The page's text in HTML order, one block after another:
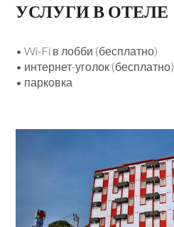
УСЛУГИ В ОТЕЛЕ
• Wi-Fi в лобби (бесплатно)
• интернет-уголок (бесплатно)
• парковка